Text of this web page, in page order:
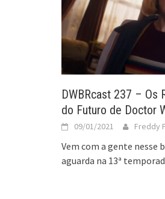
DWBRcast 237 – Os
do Futuro de Doctor
09/01/2021 Freddy
Vem com a gente nesse
aguarda na 13ª